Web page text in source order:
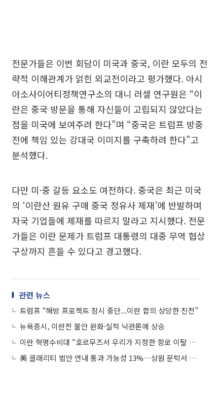
전문가들은 이번 회담이 미국과 중국, 이란 모두의 전
략적 이해관계가 얽힌 외교전이라고 평가했다. 아시
아소사이어티정책연구소의 대니 러셀 연구원은 “이
란은 중국 방문을 통해 자신들이 고립되지 않았다는
점을 미국에 보여주려 한다”며 “중국은 트럼프 방중
전에 책임 있는 강대국 이미지를 구축하려 한다”고
분석했다.
다만 미·중 갈등 요소도 여전하다. 중국은 최근 미국
의 ‘이란산 원유 구매 중국 정유사 제재’에 반발하며
자국 기업들에 제재를 따르지 말라고 지시했다. 전문
가들은 이란 문제가 트럼프 대통령의 대중 무역 협상
구상까지 흔들 수 있다고 경고했다.
관련 뉴스
트럼프 “해방 프로젝트 잠시 중단...이란 합의 상당한 진전”
뉴욕증시, 이란전 불안 완화·실적 낙관론에 상승
이란 혁명수비대 “호르무즈서 우리가 지정한 항로 이탈 시 군사 대응할 것”
美 클래리티 법안 연내 통과 가능성 13%…상원 문턱서 제동